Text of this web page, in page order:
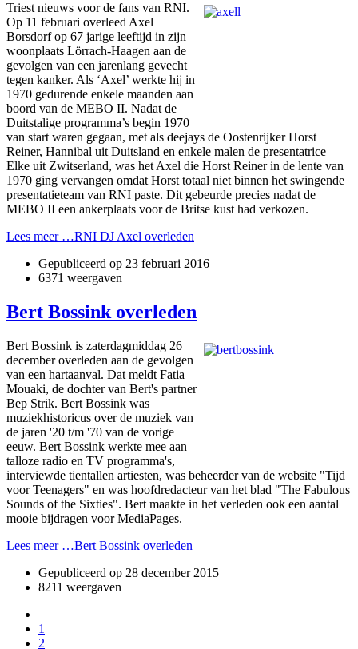
Triest nieuws voor de fans van RNI.
Op 11 februari overleed Axel
Borsdorf op 67 jarige leeftijd in zijn
woonplaats Lörrach-Haagen aan de
gevolgen van een jarenlang gevecht
tegen kanker. Als ‘Axel’ werkte hij in
1970 gedurende enkele maanden aan
boord van de MEBO II. Nadat de
Duitstalige programma’s begin 1970
van start waren gegaan, met als deejays de Oostenrijker Horst
Reiner, Hannibal uit Duitsland en enkele malen de presentatrice
Elke uit Zwitserland, was het Axel die Horst Reiner in de lente van
1970 ging vervangen omdat Horst totaal niet binnen het swingende
presentatieteam van RNI paste. Dit gebeurde precies nadat de
MEBO II een ankerplaats voor de Britse kust had verkozen.
Lees meer …RNI DJ Axel overleden
Gepubliceerd op 23 februari 2016
6371 weergaven
Bert Bossink overleden
Bert Bossink is zaterdagmiddag 26
december overleden aan de gevolgen
van een hartaanval. Dat meldt Fatia
Mouaki, de dochter van Bert's partner
Bep Strik. Bert Bossink was
muziekhistoricus over de muziek van
de jaren '20 t/m '70 van de vorige
eeuw. Bert Bossink werkte mee aan
talloze radio en TV programma's,
interviewde tientallen artiesten, was beheerder van de website "Tijd
voor Teenagers" en was hoofdredacteur van het blad "The Fabulous
Sounds of the Sixties". Bert maakte in het verleden ook een aantal
mooie bijdragen voor MediaPages.
Lees meer …Bert Bossink overleden
Gepubliceerd op 28 december 2015
8211 weergaven
1
2